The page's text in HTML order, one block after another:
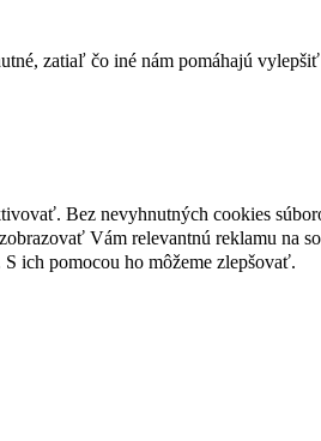
zatiaľ čo iné nám pomáhajú
Bez nevyhnutných cookies
Vám relevantnú reklamu na
ich pomocou ho môžeme zlepšovať.